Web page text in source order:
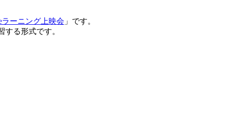
ラーニング上映会 」です。
る形式です。